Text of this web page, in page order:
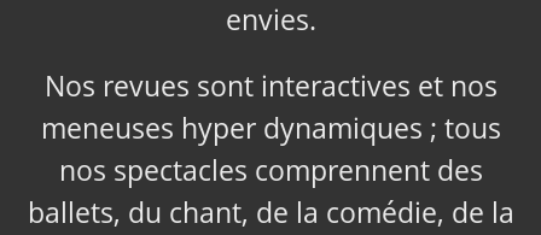
envies.
Nos revues sont interactives et nos
meneuses hyper dynamiques ; tous
nos spectacles comprennent des
ballets, du chant, de la comédie, de la